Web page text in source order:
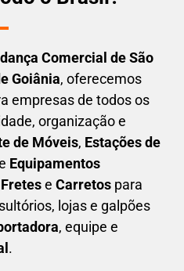
Comercial de São
Goiânia, oferecemos
empresas de todos os
organização e
de Móveis, Estações de
Equipamentos
Fretese Carretos para
lojas e galpões
, equipe e
.